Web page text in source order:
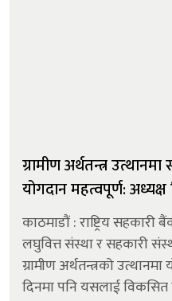
ग्रामीण अर्थतन्त्र
योगदान महत्वपूर्ण: अध्यक्ष
काठमाडौं : राष्ट्रिय सहकारी
लघुवित्त संस्था र सहकारी
ग्रामीण अर्थतन्त्रको
दिनमा पनि यसलाई